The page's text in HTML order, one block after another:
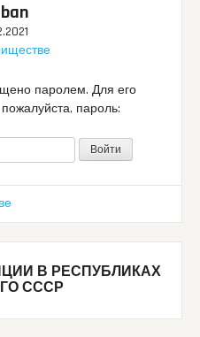
паролем. Для его
пароль:
В РЕСПУБЛИКАХ
СССР